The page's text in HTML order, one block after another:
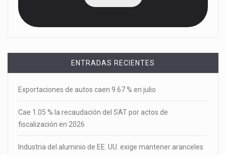
ENTRADAS RECIENTES
Exportaciones de autos caen 9.67 % en julio
Cae 1.05 % la recaudación del SAT por actos de
fiscalización en 2026
Industria del aluminio de EE. UU. exige mantener aranceles